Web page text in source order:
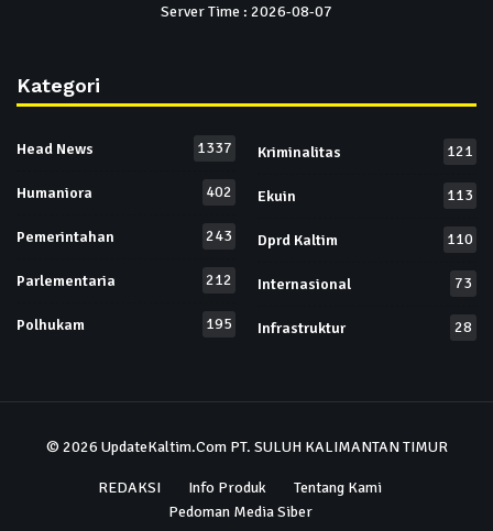
Server Time : 2026-08-07
Kategori
Head News 1337
Humaniora 402
Pemerintahan 243
Parlementaria 212
Polhukam 195
Kriminalitas 121
Ekuin 113
Dprd Kaltim 110
Internasional 73
Infrastruktur 28
© 2026 UpdateKaltim.ComPT. SULUH KALIMANTAN TIMUR
REDAKSI Info Produk
Tentang Kami
Pedoman Media Siber